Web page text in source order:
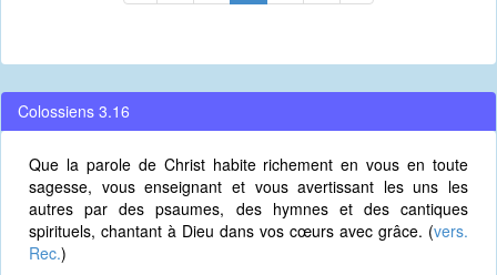
Colossiens 3.16
Que la parole de Christ habite richement en vous en toute
sagesse, vous enseignant et vous avertissant les uns les
autres par des psaumes, des hymnes et des cantiques
spirituels, chantant à Dieu dans vos cœurs avec grâce. (vers.
Rec.)